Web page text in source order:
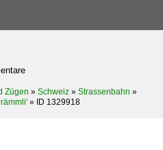
Zügen » Schweiz » Strassenbahn »
» ID 1329918